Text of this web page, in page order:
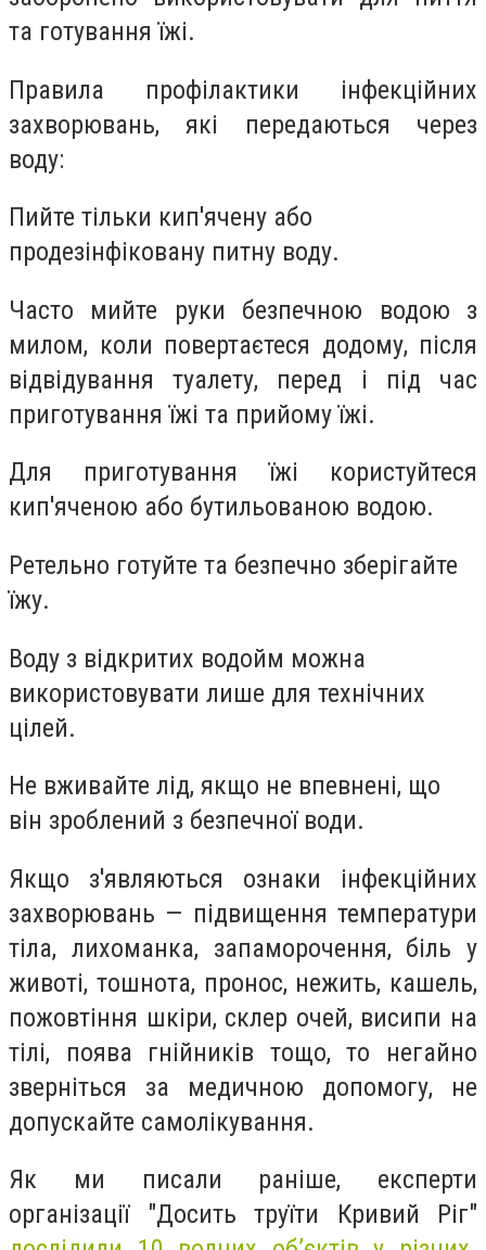
та готування їжі.
Правила профілактики інфекційних
захворювань, які передаються через
воду:
Пийте тільки кип'ячену або
продезінфіковану питну воду.
Часто мийте руки безпечною водою з
милом, коли повертаєтеся додому, після
відвідування туалету, перед і під час
приготування їжі та прийому їжі.
Для приготування їжі користуйтеся
кип'яченою або бутильованою водою.
Ретельно готуйте та безпечно зберігайте
їжу.
Воду з відкритих водойм можна
використовувати лише для технічних
цілей.
Не вживайте лід, якщо не впевнені, що
він зроблений з безпечної води.
Якщо з'являються ознаки інфекційних
захворювань — підвищення температури
тіла, лихоманка, запаморочення, біль у
животі, тошнота, пронос, нежить, кашель,
пожовтіння шкіри, склер очей, висипи на
тілі, поява гнійників тощо, то негайно
зверніться за медичною допомогу, не
допускайте самолікування.
Як ми писали раніше, експерти
організації "Досить труїти Кривий Ріг"